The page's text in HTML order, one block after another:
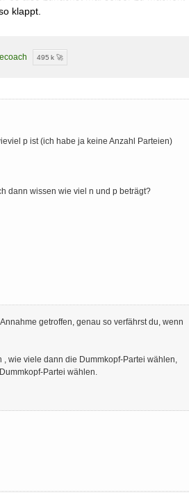
klappt.
495 k 🚀
p ist (ich habe ja keine Anzahl Parteien)
dann wissen wie viel n und p beträgt?
getroffen, genau so verfährst du, wenn
wie viele dann die Dummkopf-Partei wählen,
Partei wählen.